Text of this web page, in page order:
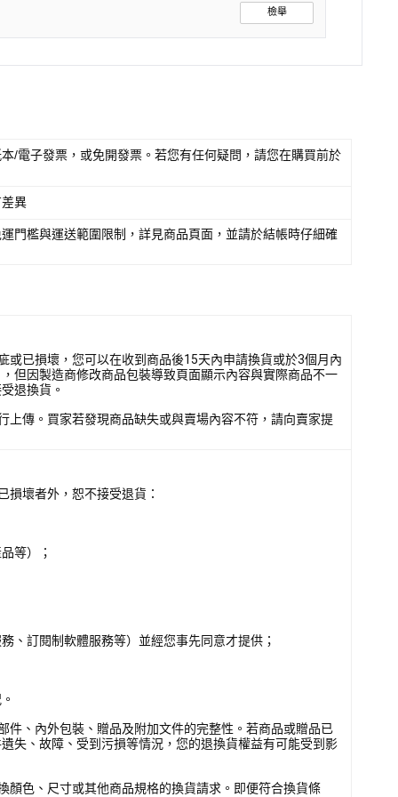
檢舉
/電子發票，或免開發票。若您有任何疑問，請您在購買前於
異
門檻與運送範圍限制，詳見商品頁面，並請於結帳時仔細確
已損壞，您可以在收到商品後15天內申請換貨或於3個月內
但因製造商修改商品包裝導致頁面顯示內容與實際商品不一
退換貨。
傳。買家若發現商品缺失或與賣場內容不符，請向賣家提
壞者外，恕不接受退貨：
等）；
、訂閱制軟體服務等）並經您事先同意才提供；
、內外包裝、贈品及附加文件的完整性。若商品或贈品已
失、故障、受到污損等情況，您的退換貨權益有可能受到影
色、尺寸或其他商品規格的換貨請求。即便符合換貨條